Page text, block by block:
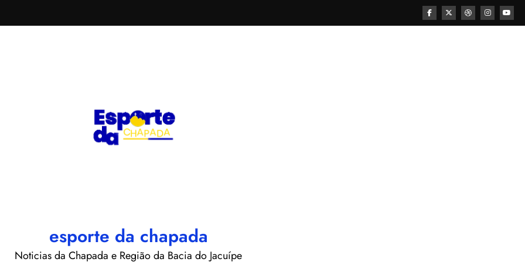
esporte da chapada
Noticias da Chapada e Região da Bacia do Jacuípe